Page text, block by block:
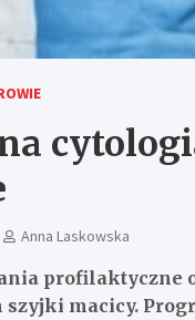
Anna Laskowska
profilaktyczne
macicy.